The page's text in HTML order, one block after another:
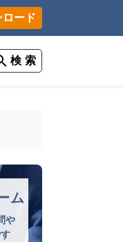
ード
検 索
ム
や